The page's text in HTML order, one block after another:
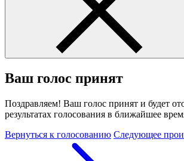
Ваш голос принят
Поздравляем! Ваш голос принят и будет
результатах голосования в ближайшее
Вернуться к голосованию Следующее